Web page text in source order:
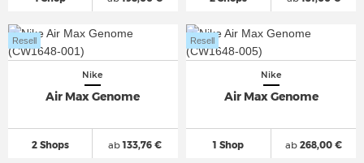
Nike
Air Max Genome
2 Shops
Resell
ab133,76 €
Nike
Air Max Genome
1 Shop
Resell
ab268,00 €